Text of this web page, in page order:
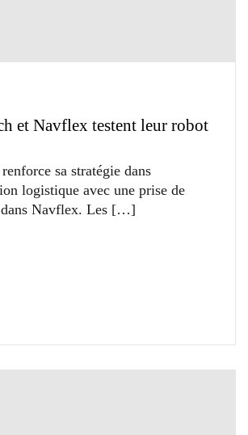
et Navflex testent leur robot
sa stratégie dans
logistique avec une prise de
Navflex. Les